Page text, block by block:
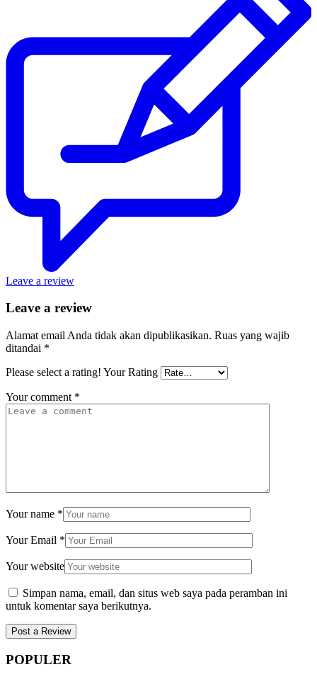
Leave a review
Leave a review
Alamat email Anda tidak akan dipublikasikan. Ruas yang wajib
ditandai *
Please select a rating! Your Rating
Your comment *
Your name *
Your Email *
Your website
Simpan nama, email, dan situs web saya pada peramban ini
untuk komentar saya berikutnya.
POPULER